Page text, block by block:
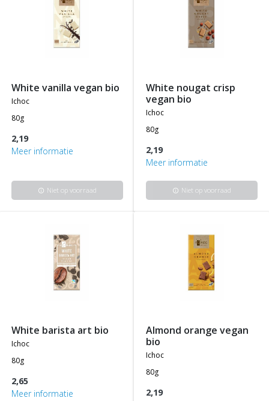
white vanilla vegan bio
ichoc
80g
2,19
Meer informatie
info Niet op voorraad
white nougat crisp
vegan bio
ichoc
80g
2,19
Meer informatie
info Niet op voorraad
white barista art bio
ichoc
80g
2,65
Meer informatie
almond orange vegan
bio
ichoc
80g
2,19